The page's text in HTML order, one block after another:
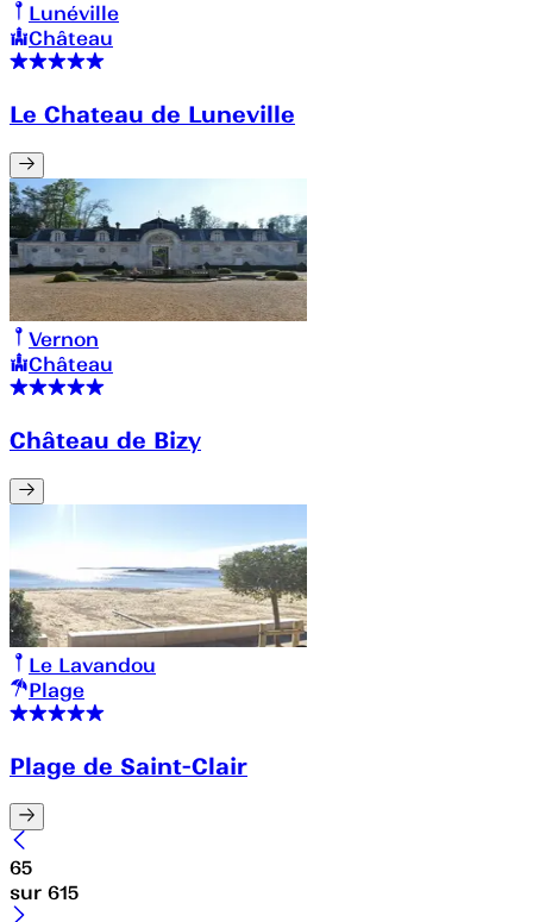
Lunéville
Château
Le Chateau de Luneville
Vernon
Château
Château de Bizy
Le Lavandou
Plage
Plage de Saint-Clair
65
sur 615